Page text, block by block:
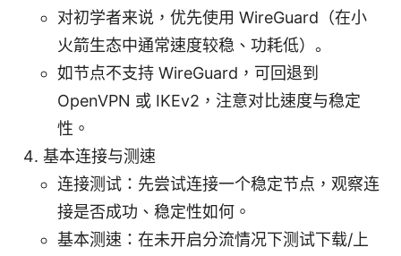
对初学者来说，优先使用 WireGuard（在小
火箭生态中通常速度较稳、功耗低）。
如节点不支持 WireGuard，可回退到
OpenVPN 或 IKEv2，注意对比速度与稳定
性。
基本连接与测速
连接测试：先尝试连接一个稳定节点，观察连
接是否成功、稳定性如何。
基本测速：在未开启分流情况下测试下载/上